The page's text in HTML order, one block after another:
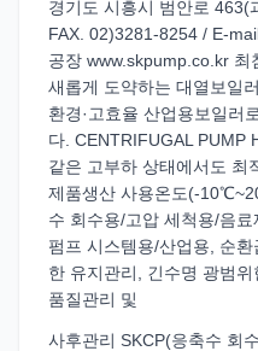
경기도 시흥시 범안로
FAX. 02)3281-8254 / E-
공장 www.skpump.co.kr 최
새롭게 도약하는 대열보일
환경·고효율 산업용보일러
다. CENTRIFUGAL PUMP
같은 고부하 상태에서도 최
제품생산 사용온도(-
수 회수용/고압 세척용/음
펌프 시스템용/산업용, 순
한 유지관리, 긴수명 광범
품질관리 및
사후관리 SKCP(응축수 회